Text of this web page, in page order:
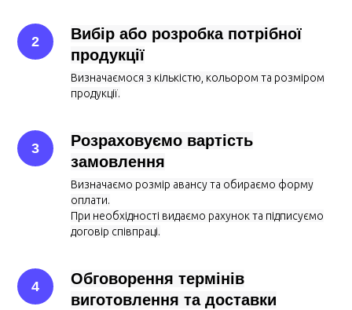
Вибір або розробка потрібної
продукції
Визначаємося з кількістю, кольором та розміром
продукції.
Розраховуємо вартість
замовлення
Визначаємо розмір авансу та обираємо форму
оплати.
При необхідності видаємо рахунок та підписуємо
договір співпраці.
Обговорення термінів
виготовлення та доставки